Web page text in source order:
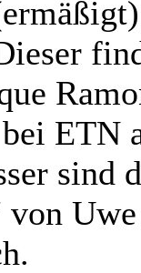
ETN
sind
von